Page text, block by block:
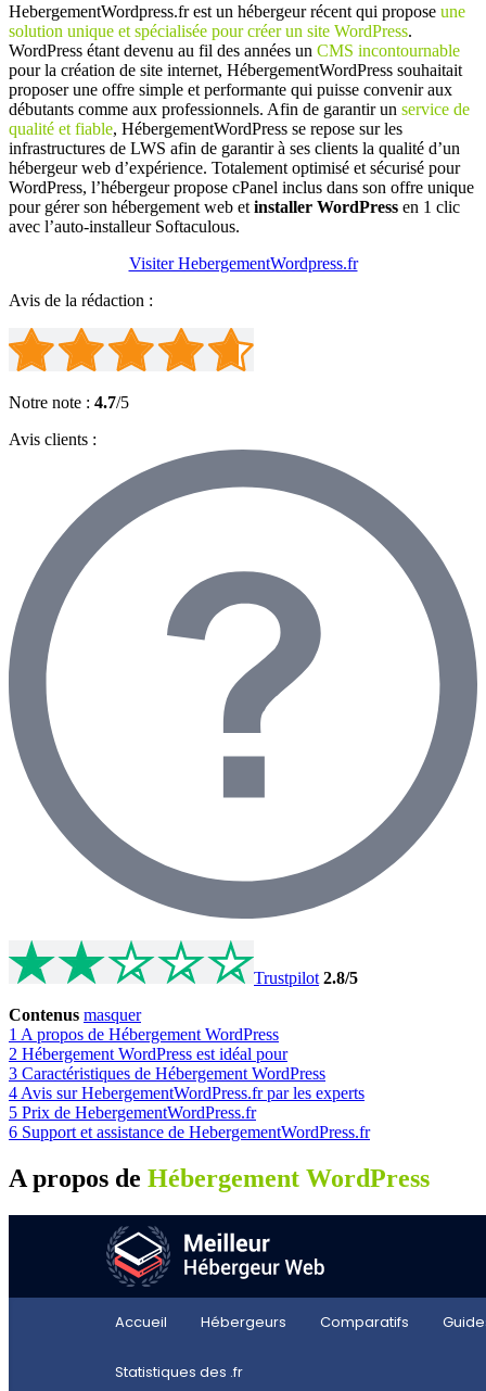
HebergementWordpress.fr est un hébergeur récent qui propose une
solution unique et spécialisée pour créer un site WordPress.
WordPress étant devenu au fil des années un CMS incontournable
pour la création de site internet, HébergementWordPress souhaitait
proposer une offre simple et performante qui puisse convenir aux
débutants comme aux professionnels. Afin de garantir un service de
qualité et fiable, HébergementWordPress se repose sur les
infrastructures de LWS afin de garantir à ses clients la qualité d’un
hébergeur web d’expérience. Totalement optimisé et sécurisé pour
WordPress, l’hébergeur propose cPanel inclus dans son offre unique
pour gérer son hébergement web et installer WordPress en 1 clic
avec l’auto-installeur Softaculous.
Visiter HebergementWordpress.fr
Avis de la rédaction :
Notre note : 4.7/5
Avis clients :
Trustpilot 2.8/5
Contenus masquer
1 A propos de Hébergement WordPress
2 Hébergement WordPress est idéal pour
3 Caractéristiques de Hébergement WordPress
4 Avis sur HebergementWordPress.fr par les experts
5 Prix de HebergementWordPress.fr
6 Support et assistance de HebergementWordPress.fr
A propos de Hébergement WordPress